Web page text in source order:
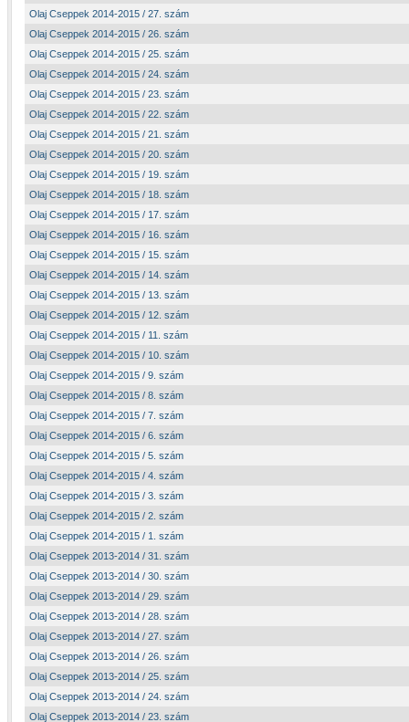
Olaj Cseppek 2014-2015 / 27. szám
Olaj Cseppek 2014-2015 / 26. szám
Olaj Cseppek 2014-2015 / 25. szám
Olaj Cseppek 2014-2015 / 24. szám
Olaj Cseppek 2014-2015 / 23. szám
Olaj Cseppek 2014-2015 / 22. szám
Olaj Cseppek 2014-2015 / 21. szám
Olaj Cseppek 2014-2015 / 20. szám
Olaj Cseppek 2014-2015 / 19. szám
Olaj Cseppek 2014-2015 / 18. szám
Olaj Cseppek 2014-2015 / 17. szám
Olaj Cseppek 2014-2015 / 16. szám
Olaj Cseppek 2014-2015 / 15. szám
Olaj Cseppek 2014-2015 / 14. szám
Olaj Cseppek 2014-2015 / 13. szám
Olaj Cseppek 2014-2015 / 12. szám
Olaj Cseppek 2014-2015 / 11. szám
Olaj Cseppek 2014-2015 / 10. szám
Olaj Cseppek 2014-2015 / 9. szám
Olaj Cseppek 2014-2015 / 8. szám
Olaj Cseppek 2014-2015 / 7. szám
Olaj Cseppek 2014-2015 / 6. szám
Olaj Cseppek 2014-2015 / 5. szám
Olaj Cseppek 2014-2015 / 4. szám
Olaj Cseppek 2014-2015 / 3. szám
Olaj Cseppek 2014-2015 / 2. szám
Olaj Cseppek 2014-2015 / 1. szám
Olaj Cseppek 2013-2014 / 31. szám
Olaj Cseppek 2013-2014 / 30. szám
Olaj Cseppek 2013-2014 / 29. szám
Olaj Cseppek 2013-2014 / 28. szám
Olaj Cseppek 2013-2014 / 27. szám
Olaj Cseppek 2013-2014 / 26. szám
Olaj Cseppek 2013-2014 / 25. szám
Olaj Cseppek 2013-2014 / 24. szám
Olaj Cseppek 2013-2014 / 23. szám